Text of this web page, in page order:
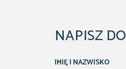
NAPISZ
IMIĘ I NAZWISKO